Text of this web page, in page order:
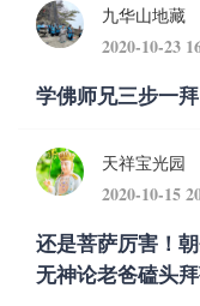
九华山地藏
2020-10-23
学佛师兄三步一
天祥宝光园
2020-10-15
还是菩萨厉害！
无神论老爸磕头